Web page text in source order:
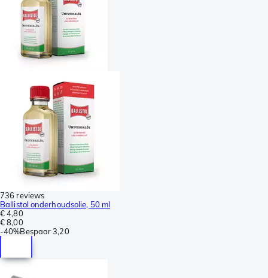
736 reviews
Ballistol onderhoudsolie, 50 ml
€ 4,80
€ 8,00
-40%Bespaar 3,20